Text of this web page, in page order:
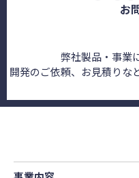
お
弊社製品・事業
開発のご依頼、お見積りな